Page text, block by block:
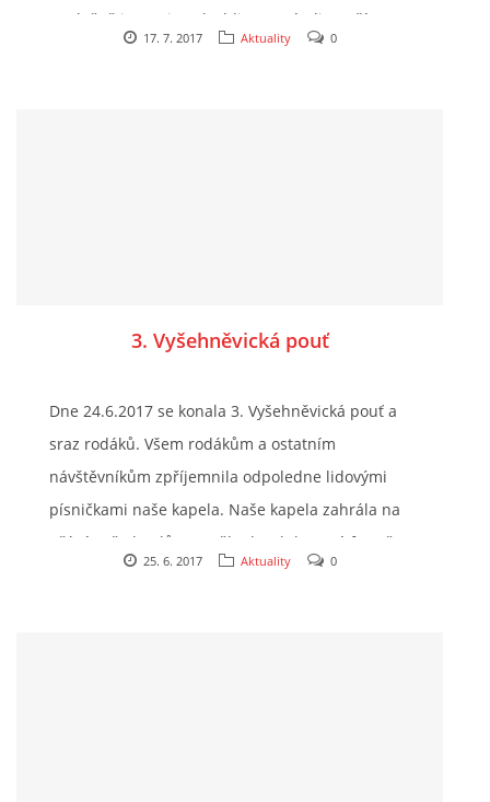
Společně jsme si poslechli a zazpívali starší
skladby, ale i novinky, jako například sólovou
17. 7. 2017 Aktuality 0
3. Vyšehněvická pouť
Dne 24.6.2017 se konala 3. Vyšehněvická pouť a
sraz rodáků. Všem rodákům a ostatním
návštěvníkům zpříjemnila odpoledne lidovými
písničkami naše kapela. Naše kapela zahrála na
přání pořadatelů v poněkud redukované formě.
V průvodu a poté i v areálu místního hostince se
25. 6. 2017 Aktuality 0